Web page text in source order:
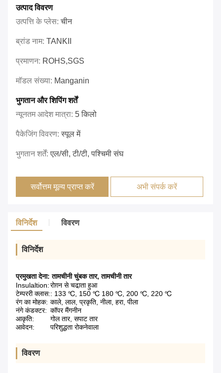
उत्पाद विवरण
उत्पत्ति के प्लेस:चीन
ब्रांड नाम: TANKII
प्रमाणन: ROHS,SGS
मॉडल संख्या: Manganin
भुगतान और शिपिंग शर्तें
न्यूनतम आदेश मात्रा: 5 किलो
पैकेजिंग विवरण:स्पूल में
भुगतान शर्तें:एल/सी, टी/टी, पश्चिमी संघ
सर्वोत्तम मूल्य प्राप्त करें अभी संपर्क करें
विनिर्देश विवरण
विनिर्देश
प्रमुखता देना:तामचीनी चुंबक तार,तामचीनी तार
Insulaltion:रोग़न से चढा़ता हुआ
टेम्पररी क्लास:: 133 ℃, 150 ℃ 180 ℃, 200 ℃, 220 ℃
रंग का मोहक: काले, लाल, प्रकृति, नीला, हरा, पीला
नंगे कंडक्टर: कॉपर मैंगनीन
आकृति:
गोल तार, सपाट तार
आवेदन:
परिशुद्धता रोकनेवाला
विवरण